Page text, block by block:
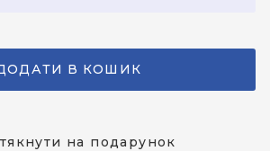
В КОШИК
на подарунок